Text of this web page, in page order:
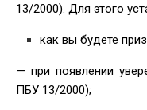
13/2000). Для этого
как вы будете
— при появлении
ПБУ 13/2000);